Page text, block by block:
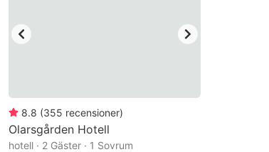
8.8 (355 recensioner)
Olarsgården Hotell
hotell · 2 Gäster · 1 Sovrum